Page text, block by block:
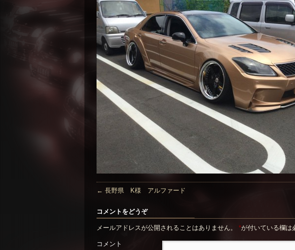
← 長野県 K様 アルファード
コメントをどうぞ
メールアドレスが公開されることはありません。 *が付いている欄は
コメント